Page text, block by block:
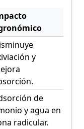
y
de
y agua en
radicular.